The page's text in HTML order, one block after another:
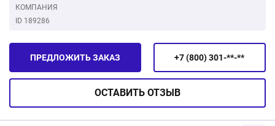
КОМПАНИЯ
ID 189286
+7 (800) 301-**-**
ПРЕДЛОЖИТЬ ЗАКАЗ
ОСТАВИТЬ ОТЗЫВ